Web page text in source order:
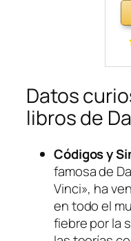
Datos
libros de
Códigos y
famosa de
Vinci», ha
en todo el
fiebre por la